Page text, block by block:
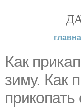
Как
зиму. Как